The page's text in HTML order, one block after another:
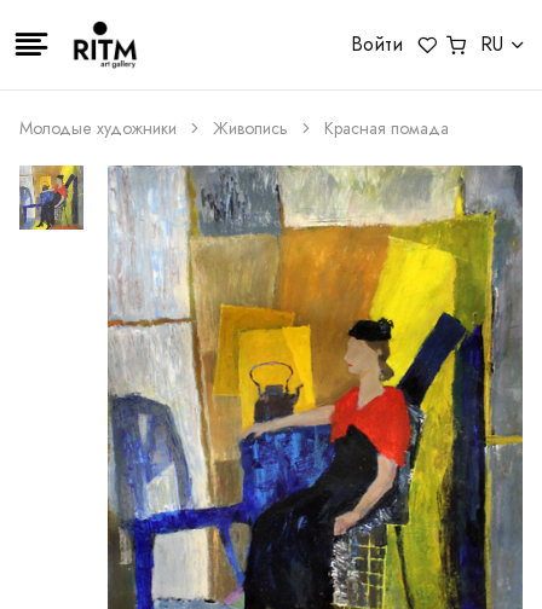
Войти RU
Молодые художники Живопись Красная помада